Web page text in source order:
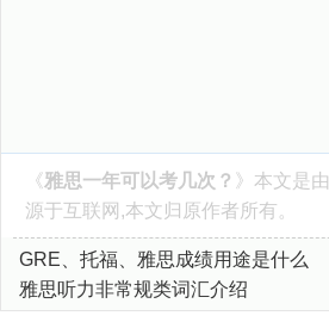
《雅思一年可以考几次？ 》本文是由
源于互联网,本文归原作者所有。
GRE、托福、雅思成绩用途是什么
雅思听力非常规类词汇介绍